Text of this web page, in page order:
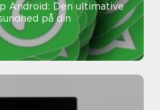
Android: Den ultimative
på din